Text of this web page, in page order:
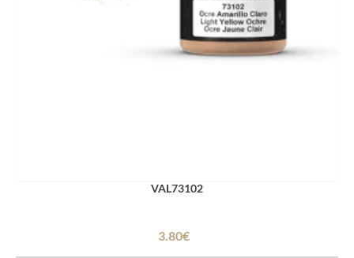
VAL73102
3.80€